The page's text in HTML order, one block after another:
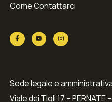
Come Contattarci
Sede legale e
Viale dei Tigli 17 – PERNATE